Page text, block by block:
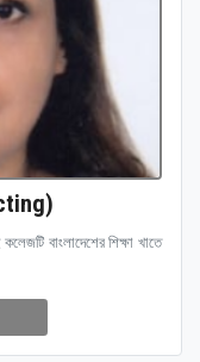
বাংলাদেশের শিক্ষা খাতে